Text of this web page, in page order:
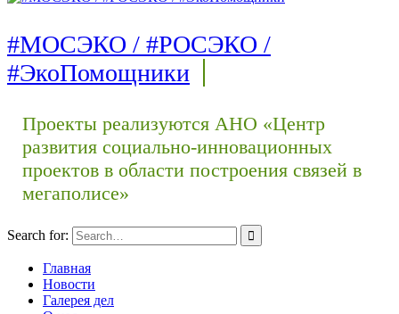
#МОСЭКО / #РОСЭКО /
#ЭкоПомощники
Проекты реализуются АНО «Центр
развития социально-инновационных
проектов в области построения связей в
мегаполисе»
Search for:
Главная
Новости
Галерея дел